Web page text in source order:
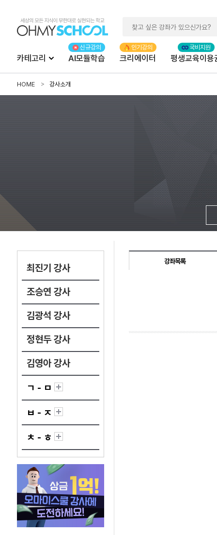
카테고리 AI모듈학습 크리에이터 평생교육이용
HOME 강사소개
최진기 강사
조승연 강사
김광석 강사
정현두 강사
김영아 강사
ㄱ - ㅁ
ㅂ - ㅈ
ㅊ - ㅎ
강좌목록